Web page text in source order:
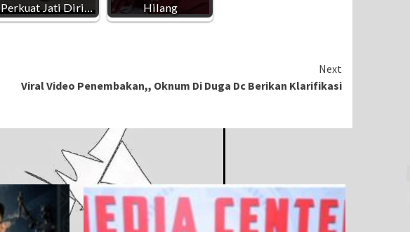
Perkuat Jati Diri…
Hilang
Next
Viral Video Penembakan,, Oknum Di Duga Dc Berikan Klarifikasi